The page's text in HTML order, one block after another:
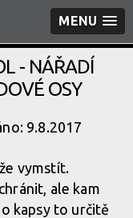
MENU
- NÁŘADÍ
OSY
9.8.2017
vymstít.
ale kam
kapsy to určitě